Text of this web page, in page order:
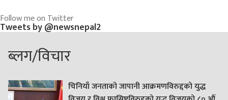
Follow me on Twitter
Tweets by @newsnepal2
ब्लग/विचार
चिनियाँ जनताको जापानी आक्रमणविरुद्दको युद्ध